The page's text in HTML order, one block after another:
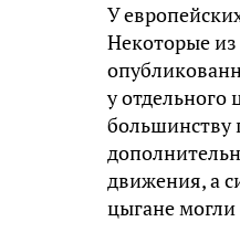
У
Некоторые
у отдельного
большинству
движения, а
цыгане могли